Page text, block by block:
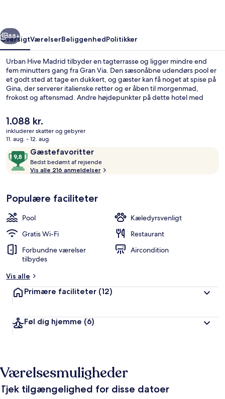
Næste
88+
OversigtVærelserBeliggenhedPolitikker
Urban Hive Madrid tilbyder en tagterrasse og ligger mindre end
fem minutters gang fra Gran Via. Den sæsonåbne udendørs pool er
et godt sted at tage en dukkert, og gæster kan få noget at spise på
Gina, der serverer italienske retter og er åben til morgenmad,
frokost og aftensmad. Andre højdepunkter på dette hotel med
døgnåbent fitnesscenter. Overnatningsstedet ligger kun en kort
gåtur fra offentlig transport: Santo Domingo Station Metrostation
ligger 3 minutter væk og Operaen Metrostation ligger 3 minutter
derfra.
Den
nuværende
pris
1.088 kr.
1.088 kr.
inkluderer skatter og gebyrer
11. aug. - 12. aug.
AnmeldelserGæstefavoritter
9,8
ud
af
Gæstefavoritter
Bedst bedømt af rejsende
e
f
e
e
Vis alle 216 anmeldelser
Populære faciliteter
Pool
Kæledyrsvenligt
Gratis Wi-Fi
Restaurant
Forbundne værelser
tilbydes
Aircondition
Vis alle
Primære faciliteter (12)
Føl dig hjemme (6)
Værelsesmuligheder
Tjek tilgængelighed for disse datoer